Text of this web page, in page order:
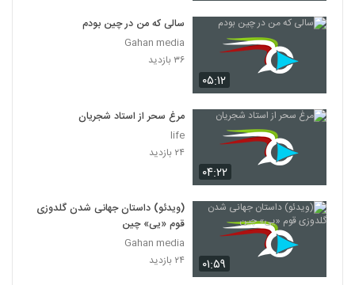
۰۵:۱۲
سالی که من در چین بودم
Gahan media
۳۶ بازدید
۰۴:۲۲
مرغ سحر از استاد شجریان
life
۲۴ بازدید
۰۱:۵۹
(ویدئو) داستان جهانی شدن گلدوزی
قوم «یی» چین
Gahan media
۲۴ بازدید